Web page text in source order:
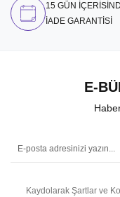
15 GÜN
İADE GARANTİSİ
E-
Kaydolarak Şartlar ve